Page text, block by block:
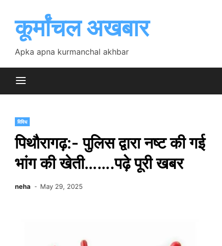
contentकूर्मांचल अखबार
Apka apna kurmanchal akhbar
विविध
पिथौरागढ़:- पुलिस द्वारा नष्ट की गई
भांग की खेती…….पढ़े पूरी खबर
neha May 29, 2025